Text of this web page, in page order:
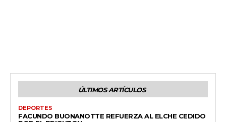
ÚLTIMOS ARTÍCULOS
DEPORTES
FACUNDO BUONANOTTE REFUERZA AL ELCHE CEDIDO